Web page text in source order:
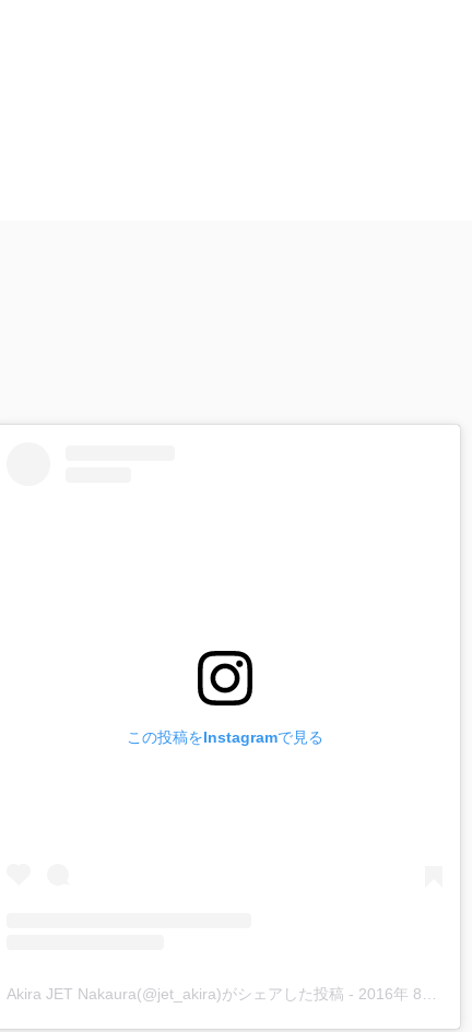
この投稿をInstagramで見る
Akira JET Nakaura(@jet_akira)がシェアした投稿 - 2016年 8月月1日午後10時47分PDT